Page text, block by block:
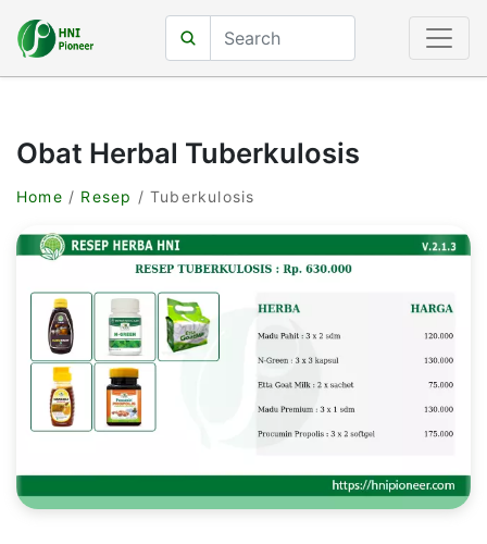
Obat Herbal Tuberkulosis
Home / Resep / Tuberkulosis